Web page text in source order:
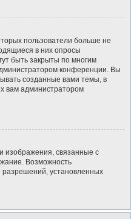
пользователи больше не
в них опросы
быть закрыты по многим
конференции. Вы
созданные вами темы, в
вам администратором
изображения, связанные с
Возможность
разрешений, установленных